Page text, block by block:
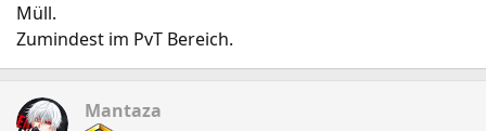
Müll.
Zumindest im PvT Bereich.
Mantaza